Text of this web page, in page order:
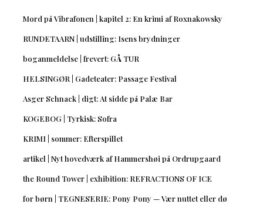
Mord på Vibrafonen | kapitel 2: En krimi af Roxnakowsky
RUNDETAARN | udstilling: Isens brydninger
boganmeldelse | frevert: GÅ TUR
HELSINGØR | Gadeteater: Passage Festival
Asger Schnack | digt: At sidde på Palæ Bar
KOGEBOG | Tyrkisk: Sofra
KRIMI | sommer: Efterspillet
artikel | Nyt hovedværk af Hammershøi på Ordrupgaard
the Round Tower | exhibition: REFRACTIONS OF ICE
for børn | TEGNESERIE: Pony Pony — Vær nuttet eller dø